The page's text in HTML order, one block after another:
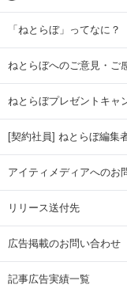
「ねとらぼ」ってなに？
ねとらぼへのご意見・ご
ねとらぼプレゼントキャ
[契約社員] ねとらぼ編集
アイティメディアへのお
リリース送付先
広告掲載のお問い合わせ
記事広告実績一覧